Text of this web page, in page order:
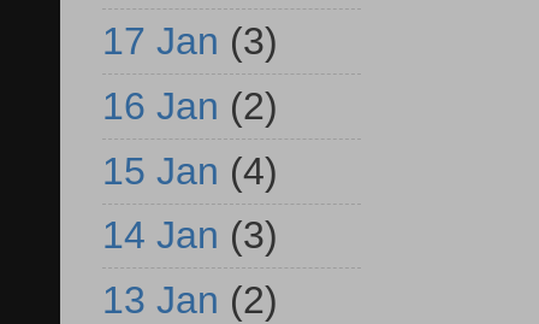
17 Jan (3)
16 Jan (2)
15 Jan (4)
14 Jan (3)
13 Jan (2)